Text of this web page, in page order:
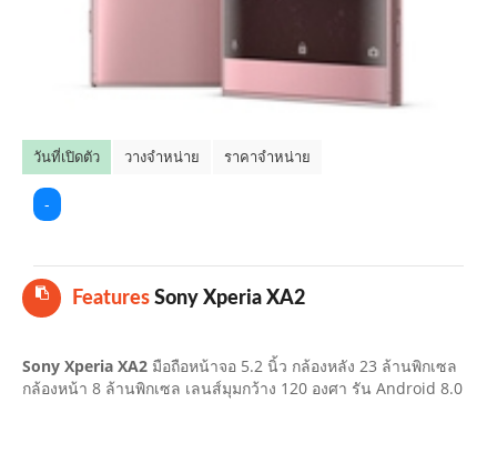
TOP 10 ข่าวมือถือ
TOP 10 มือถือยอดนิยม
วันที่เปิดตัว วางจำหน่าย ราคาจำหน่าย
-
Features Sony Xperia XA2
Sony Xperia XA2 มือถือหน้าจอ 5.2 นิ้ว กล้องหลัง 23 ล้านพิกเซล
กล้องหน้า 8 ล้านพิกเซล เลนส์มุมกว้าง 120 องศา รัน Android 8.0